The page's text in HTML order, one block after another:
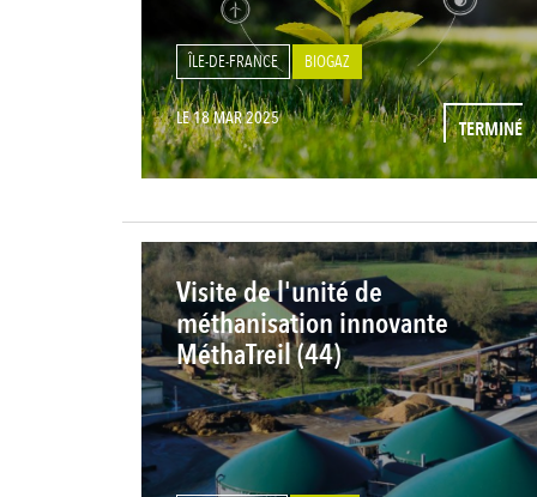
ÎLE-DE-FRANCE BIOGAZ
LE 18 MAR 2025 TERMINÉ
Visite de l'unité de
méthanisation innovante
MéthaTreil (44)